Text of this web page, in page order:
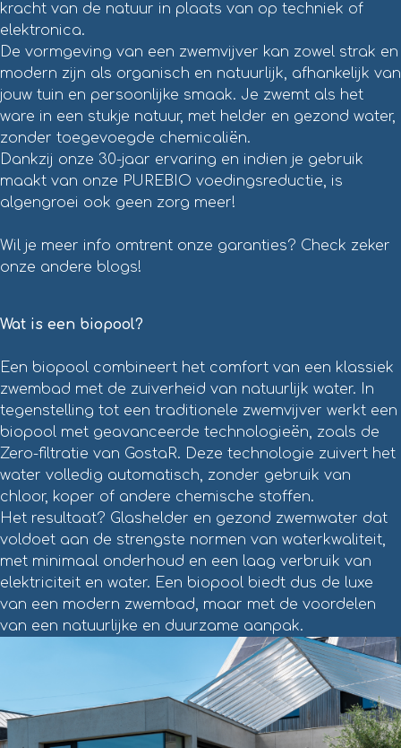
kracht van de natuur in plaats van op techniek of
elektronica.
De vormgeving van een zwemvijver kan zowel strak en
modern zijn als organisch en natuurlijk, afhankelijk van
jouw tuin en persoonlijke smaak. Je zwemt als het
ware in een stukje natuur, met helder en gezond water,
zonder toegevoegde chemicaliën.
Dankzij onze 30-jaar ervaring en indien je gebruik
maakt van onze PUREBIO voedingsreductie, is
algengroei ook geen zorg meer!
Wil je meer info omtrent onze garanties? Check zeker
onze andere blogs!
Wat is een biopool?
Een biopool combineert het comfort van een klassiek
zwembad met de zuiverheid van natuurlijk water. In
tegenstelling tot een traditionele zwemvijver werkt een
biopool met geavanceerde technologieën, zoals de
Zero-filtratie van GostaR. Deze technologie zuivert het
water volledig automatisch, zonder gebruik van
chloor, koper of andere chemische stoffen.
Het resultaat? Glashelder en gezond zwemwater dat
voldoet aan de strengste normen van waterkwaliteit,
met minimaal onderhoud en een laag verbruik van
elektriciteit en water. Een biopool biedt dus de luxe
van een modern zwembad, maar met de voordelen
van een natuurlijke en duurzame aanpak.